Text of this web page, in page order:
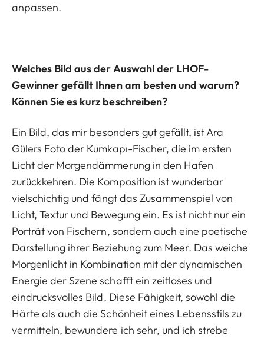
anpassen.
Welches Bild aus der Auswahl der LHOF-
Gewinner gefällt Ihnen am besten und warum?
Können Sie es kurz beschreiben?
Ein Bild, das mir besonders gut gefällt, ist Ara
Gülers Foto der Kumkapı-Fischer, die im ersten
Licht der Morgendämmerung in den Hafen
zurückkehren. Die Komposition ist wunderbar
vielschichtig und fängt das Zusammenspiel von
Licht, Textur und Bewegung ein. Es ist nicht nur ein
Porträt von Fischern, sondern auch eine poetische
Darstellung ihrer Beziehung zum Meer. Das weiche
Morgenlicht in Kombination mit der dynamischen
Energie der Szene schafft ein zeitloses und
eindrucksvolles Bild. Diese Fähigkeit, sowohl die
Härte als auch die Schönheit eines Lebensstils zu
vermitteln, bewundere ich sehr, und ich strebe